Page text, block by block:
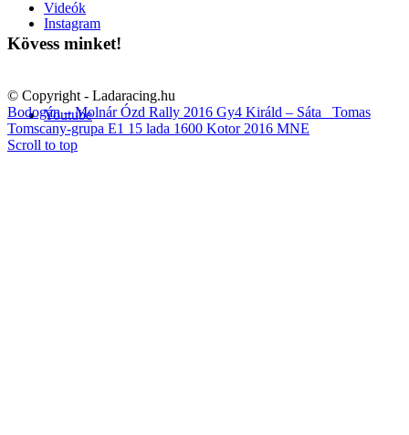
Instagram
Youtube
Videók
Kövess minket!
© Copyright - Ladaracing.hu
Bodogán – Molnár Ózd Rally 2016 Gy4 Királd – Sáta
Tomas
Tomscany-grupa E1 15 lada 1600 Kotor 2016 MNE
Scroll to top